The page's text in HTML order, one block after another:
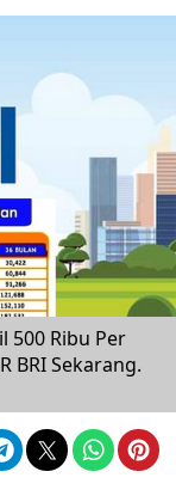
500 Ribu Per
BRI Sekarang.